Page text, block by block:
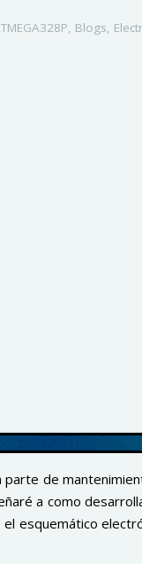
, Blogs,
de
a como
esquemático